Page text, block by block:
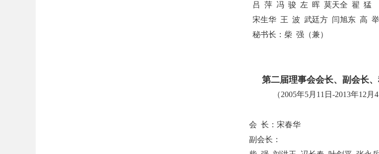
吕 萍 冯 骏 左 晖 莫天全 翟 猛
宋生华 王 波 武廷方 闫旭东 高 举
秘书长：柴 强（兼）
第二届理事会会长、副会长
（2005年5月11日-2013年12月4
会 长：宋春华
副会长：